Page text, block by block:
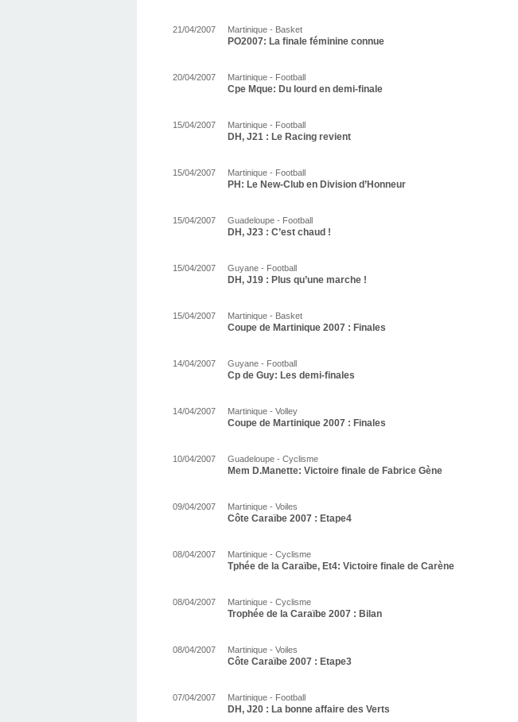
21/04/2007 Martinique - Basket
PO2007: La finale féminine connue
20/04/2007 Martinique - Football
Cpe Mque: Du lourd en demi-finale
15/04/2007 Martinique - Football
DH, J21 : Le Racing revient
15/04/2007 Martinique - Football
PH: Le New-Club en Division d’Honneur
15/04/2007 Guadeloupe - Football
DH, J23 : C’est chaud !
15/04/2007 Guyane - Football
DH, J19 : Plus qu’une marche !
15/04/2007 Martinique - Basket
Coupe de Martinique 2007 : Finales
14/04/2007 Guyane - Football
Cp de Guy: Les demi-finales
14/04/2007 Martinique - Volley
Coupe de Martinique 2007 : Finales
10/04/2007 Guadeloupe - Cyclisme
Mem D.Manette: Victoire finale de Fabrice Gène
09/04/2007 Martinique - Voiles
Côte Caraïbe 2007 : Etape4
08/04/2007 Martinique - Cyclisme
Tphée de la Caraïbe, Et4: Victoire finale de Carène
08/04/2007 Martinique - Cyclisme
Trophée de la Caraïbe 2007 : Bilan
08/04/2007 Martinique - Voiles
Côte Caraïbe 2007 : Etape3
07/04/2007 Martinique - Football
DH, J20 : La bonne affaire des Verts